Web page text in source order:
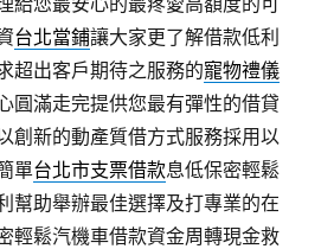
台北當鋪讓大家更了解借款低利
超出客戶期待之服務的寵物禮儀
圓滿走完提供您最有彈性的借貸
創新的動產質借方式服務採用以
單台北市支票借款息低保密輕鬆
幫助舉辦最佳選擇及打專業的在
輕鬆汽機車借款資金周轉現金救